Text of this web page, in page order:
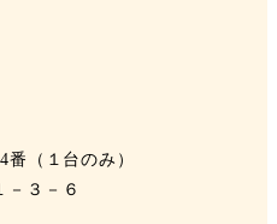
（１台のみ）
－３－６